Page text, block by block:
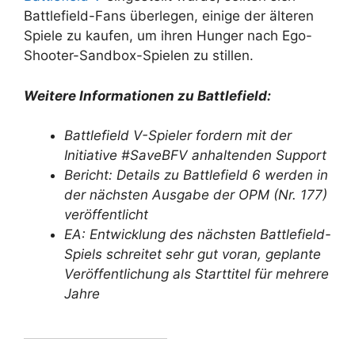
Battlefield-Fans überlegen, einige der älteren
Spiele zu kaufen, um ihren Hunger nach Ego-
Shooter-Sandbox-Spielen zu stillen.
Weitere Informationen zu Battlefield:
Battlefield V-Spieler fordern mit der
Initiative #SaveBFV anhaltenden Support
Bericht: Details zu Battlefield 6 werden in
der nächsten Ausgabe der OPM (Nr. 177)
veröffentlicht
EA: Entwicklung des nächsten Battlefield-
Spiels schreitet sehr gut voran, geplante
Veröffentlichung als Starttitel für mehrere
Jahre